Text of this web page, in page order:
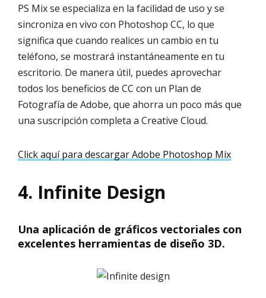
PS Mix se especializa en la facilidad de uso y se
sincroniza en vivo con Photoshop CC, lo que
significa que cuando realices un cambio en tu
teléfono, se mostrará instantáneamente en tu
escritorio. De manera útil, puedes aprovechar
todos los beneficios de CC con un Plan de
Fotografía de Adobe, que ahorra un poco más que
una suscripción completa a Creative Cloud.
Click aquí para descargar Adobe Photoshop Mix
4. Infinite Design
Una aplicación de gráficos vectoriales con
excelentes herramientas de diseño 3D.